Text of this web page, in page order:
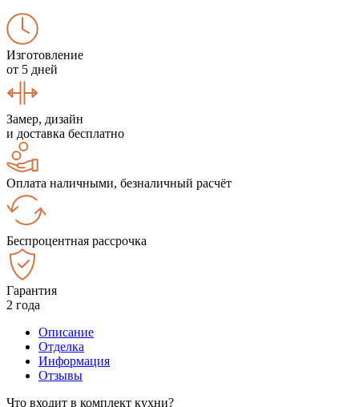
Изготовление
от 5 дней
Замер, дизайн
и доставка бесплатно
Оплата наличными, безналичный расчёт
Беспроцентная рассрочка
Гарантия
2 года
Описание
Отделка
Информация
Отзывы
Что входит в комплект кухни?